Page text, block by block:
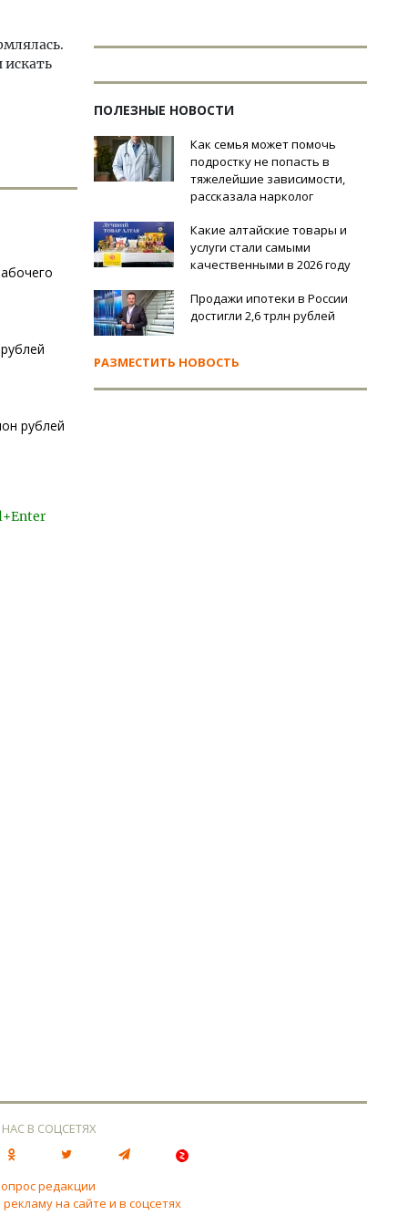
искать
рублей
ПОЛЕЗНЫЕ НОВОСТИ
Как семья может помочь
подростку не попасть в
тяжелейшие зависимости,
рассказала нарколог
Какие алтайские товары и
услуги стали самыми
качественными в 2026 году
Продажи ипотеки в России
достигли 2,6 трлн рублей
РАЗМЕСТИТЬ НОВОСТЬ
В СОЦСЕТЯХ
редакции
на сайте и в соцсетях